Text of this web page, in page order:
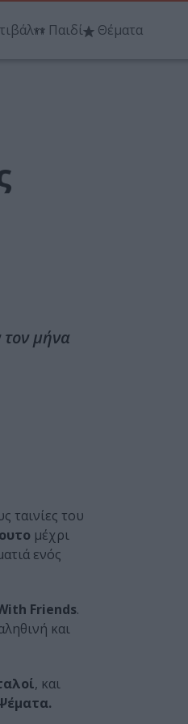
Παιδί Θέματα
τον μήνα
ταινίες του
μέχρι
ενός
Friends.
και
, και